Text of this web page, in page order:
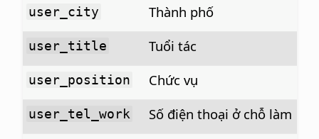
user_city Thành phố
user_title Tuổi tác
user_position Chức vụ
user_tel_work Số điện thoại ở chỗ làm